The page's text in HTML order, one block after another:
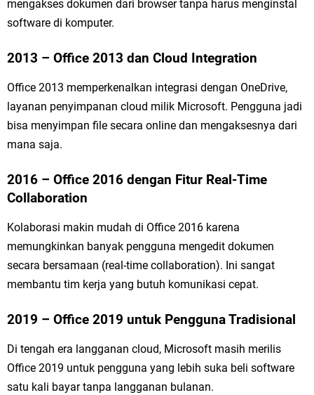
mengakses dokumen dari browser tanpa harus menginstal
software di komputer.
2013 – Office 2013 dan Cloud Integration
Office 2013 memperkenalkan integrasi dengan OneDrive,
layanan penyimpanan cloud milik Microsoft. Pengguna jadi
bisa menyimpan file secara online dan mengaksesnya dari
mana saja.
2016 – Office 2016 dengan Fitur Real-Time
Collaboration
Kolaborasi makin mudah di Office 2016 karena
memungkinkan banyak pengguna mengedit dokumen
secara bersamaan (real-time collaboration). Ini sangat
membantu tim kerja yang butuh komunikasi cepat.
2019 – Office 2019 untuk Pengguna Tradisional
Di tengah era langganan cloud, Microsoft masih merilis
Office 2019 untuk pengguna yang lebih suka beli software
satu kali bayar tanpa langganan bulanan.